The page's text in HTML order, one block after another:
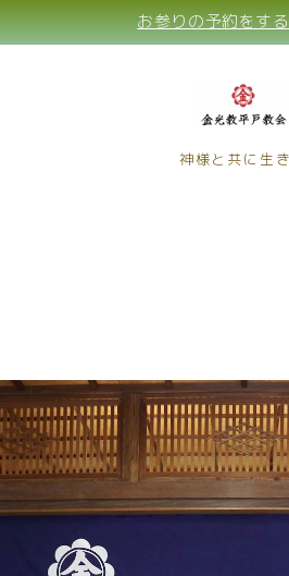
お参りの予約をす
神様と共に生